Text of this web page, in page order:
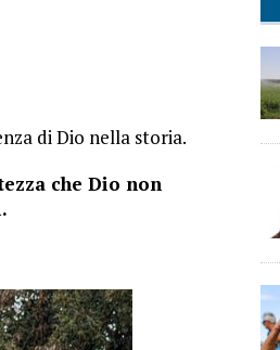
di Dio nella storia.
che Dio non